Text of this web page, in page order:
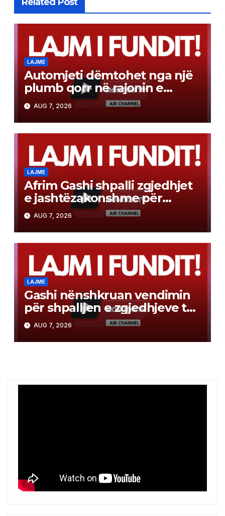
LAJME
Automjeti dëmtohet nga një
plumb qorr në rajonin e
Tetovës
AUG 7, 2026
LAJME
Afrim Gashi shpalli zgjedhjet
e jashtëzakonshme për
kryetar të Komunës së
Bërvenicë, ja kur mbahen
AUG 7, 2026
LAJME
Gashi nënshkruan vendimin
për shpalljen e zgjedhjeve të
jashtëzakonshme për Kryetar
të Komunës së Bërvenicës
AUG 7, 2026